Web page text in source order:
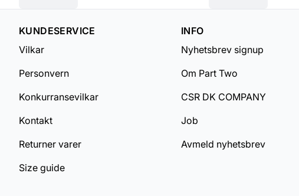
KUNDESERVICE
Vilkar
Personvern
Konkurransevilkar
Kontakt
Returner varer
Size guide
INFO
Nyhetsbrev signup
Om Part Two
CSR DK COMPANY
Job
Avmeld nyhetsbrev